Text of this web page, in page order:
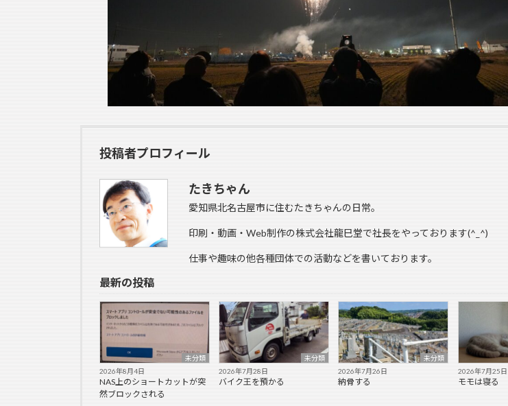
投稿者プロフィール
たきちゃん
愛知県北名古屋市に住むたきちゃんの日常。
印刷・動画・Web制作の株式会社龍巳堂で社長をやっております(^_^)
仕事や趣味の他各種団体での活動などを書いております。
最新の投稿
未分類
2026年8月4日
NAS上のショートカットが突
然ブロックされる
未分類
2026年7月28日
バイク王を預かる
未分類
2026年7月26日
納骨する
2026年7月25日
モモは寝る